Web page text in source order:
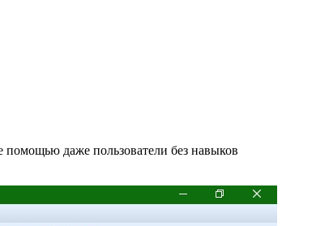
даже пользователи без навыков